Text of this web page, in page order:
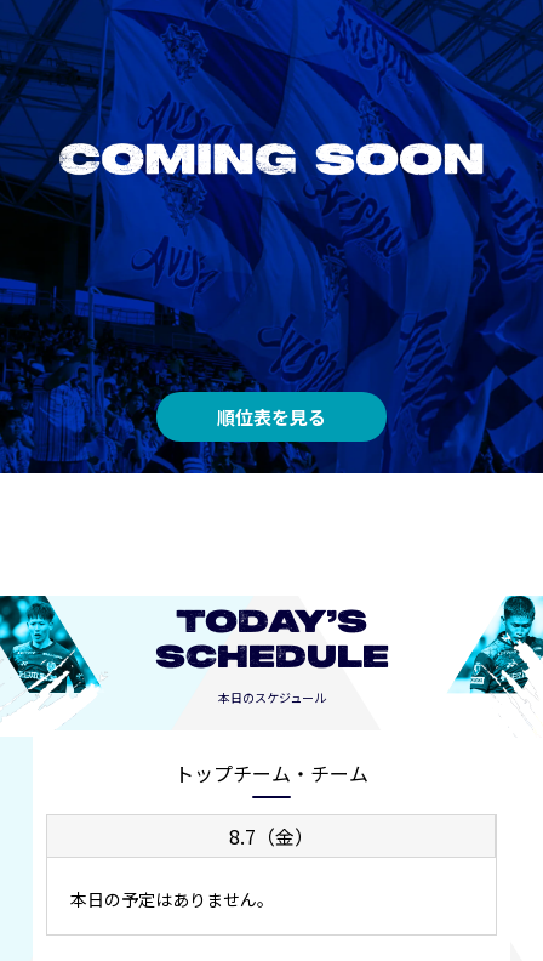
順位表を見る
TODAY’S
SCHEDULE
本日のスケジュール
トップチーム・チーム
8.7（金）
本日の予定はありません。